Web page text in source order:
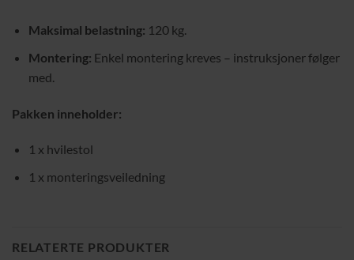
Maksimal belastning: 120 kg.
Montering: Enkel montering kreves – instruksjoner følger
med.
Pakken inneholder:
1 x hvilestol
1 x monteringsveiledning
RELATERTE PRODUKTER